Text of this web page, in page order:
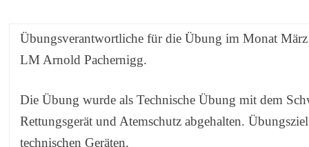
Übungsverantwortliche für die Übung im Monat
LM Arnold Pachernigg.
Die Übung wurde als Technische Übung mit dem
Rettungsgerät und Atemschutz abgehalten.
technischen Geräten.